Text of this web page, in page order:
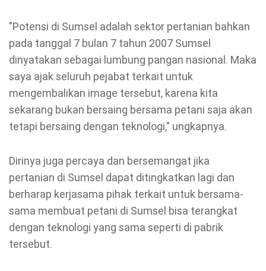
"Potensi di Sumsel adalah sektor pertanian bahkan
pada tanggal 7 bulan 7 tahun 2007 Sumsel
dinyatakan sebagai lumbung pangan nasional. Maka
saya ajak seluruh pejabat terkait untuk
mengembalikan image tersebut, karena kita
sekarang bukan bersaing bersama petani saja akan
tetapi bersaing dengan teknologi," ungkapnya.
Dirinya juga percaya dan bersemangat jika
pertanian di Sumsel dapat ditingkatkan lagi dan
berharap kerjasama pihak terkait untuk bersama-
sama membuat petani di Sumsel bisa terangkat
dengan teknologi yang sama seperti di pabrik
tersebut.